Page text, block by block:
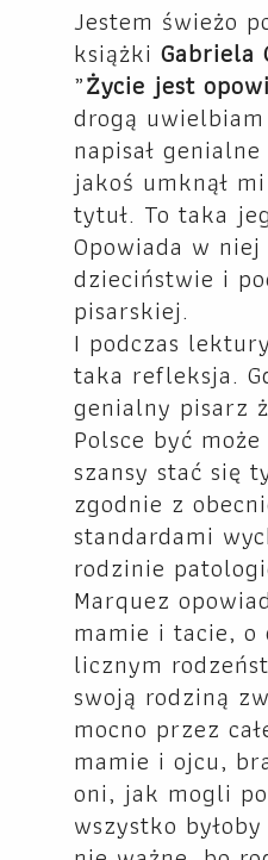
Jestem świeżo
książkiGabriela
„Życie jest
drogą
napisał
jakoś umknął
tytuł. To taka
Opowiada w
dzieciństwie i
pisarskiej.
I podczas
taka refleksja.
genialny pisarz
Polsce być
szansy stać się
zgodnie z
standardami
rodzinie
Marquez
mamie i tacie, o
licznym
swoją rodziną
mocno przez
mamie i ojcu,
oni, jak mogli
wszystko